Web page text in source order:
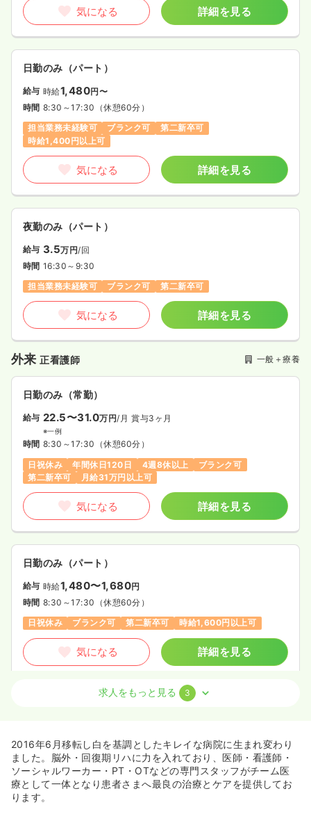
気になる 詳細を見る
日勤のみ（パート）
給与 時給1,480円〜
時間 8:30～17:30 （休憩60分）
担当業務未経験可
ブランク可
第二新卒可
時給1,400円以上可
気になる 詳細を見る
夜勤のみ（パート）
給与 3.5万円/回
時間 16:30～9:30
担当業務未経験可
ブランク可 第二新卒可
気になる 詳細を見る
外来正看護師 一般＋療養
日勤のみ（常勤）
給与 22.5〜31.0万円/月 賞与3ヶ月
※一例
時間 8:30～17:30 （休憩60分）
日祝休み
年間休日120日 4週8休以上
ブランク可
第二新卒可
月給31万円以上可
気になる 詳細を見る
日勤のみ（パート）
給与 時給1,480〜1,680円
時間 8:30～17:30 （休憩60分）
日祝休み
ブランク可 第二新卒可 時給1,600円以上可
気になる 詳細を見る
正看護師
給与 35.0万円〜/月 賞与2回
※一例
時間 9:00～17:00（休憩60分）
土日祝休み
求人をもっと見る 3
2016年6月移転し白を基調としたキレイな病院に生まれ変わり
ました。脳外・回復期リハに力を入れており、医師・看護師・
ソーシャルワーカー・PT・OTなどの専門スタッフがチーム医
療として一体となり患者さまへ最良の治療とケアを提供してお
ります。